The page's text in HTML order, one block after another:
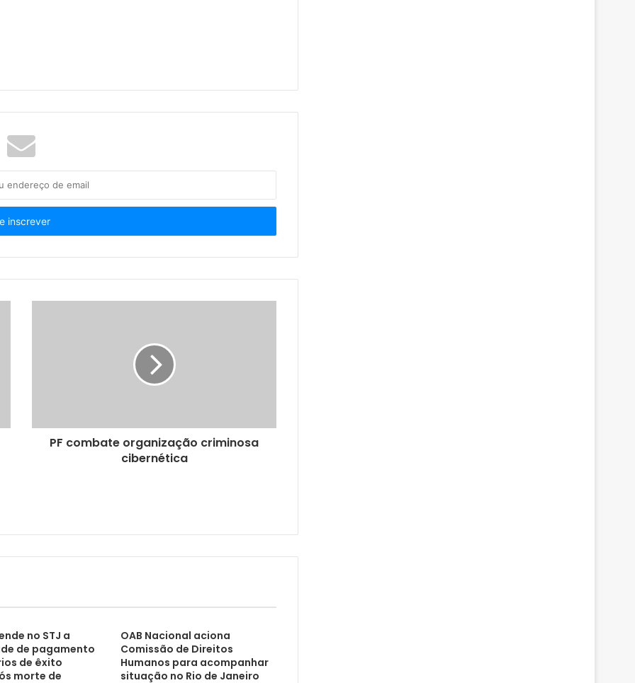
PF combate organização criminosa
cibernética
no STJ a
de pagamento
de êxito
morte de
OAB Nacional aciona
Comissão de Direitos
Humanos para acompanhar
situação no Rio de Janeiro